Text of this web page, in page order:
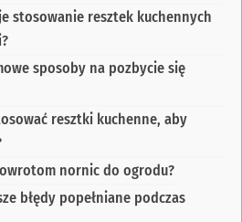
stosowanie resztek kuchennych
sposoby na pozbycie się
resztki kuchenne, aby
nornic do ogrodu?
błędy popełniane podczas